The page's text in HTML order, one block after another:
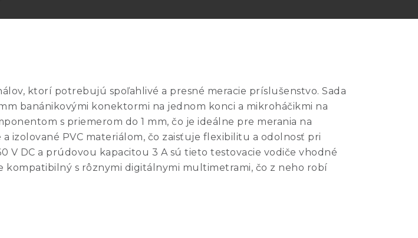
ktorí potrebujú spoľahlivé a presné meracie príslušenstvo. Sada
banánikovými konektormi na jednom konci a mikroháčikmi na
s priemerom do 1 mm, čo je ideálne pre merania na
izolované PVC materiálom, čo zaisťuje flexibilitu a odolnosť pri
V DC a prúdovou kapacitou 3 A sú tieto testovacie vodiče vhodné
s rôznymi digitálnymi multimetrami, čo z neho robí